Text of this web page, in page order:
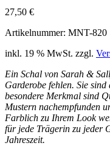
27,50 €
Artikelnummer: MNT-820
inkl. 19 % MwSt. zzgl.
Ein Schal von Sarah &
Garderobe fehlen. Sie
besondere Merkmal sind
Mustern nachempfunden
Farblich zu Ihrem Look
für jede Trägerin zu jeder
Jahreszeit.